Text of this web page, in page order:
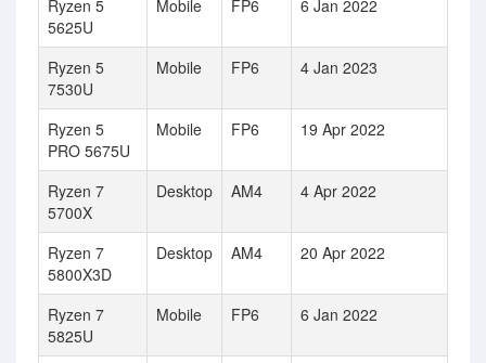
Ryzen 5
5625U
Mobile FP6 6 Jan 2022
Ryzen 5
7530U
Mobile FP6 4 Jan 2023
Ryzen 5
PRO 5675U
Mobile FP6 19 Apr 2022
Ryzen 7
5700X
Desktop AM4 4 Apr 2022
Ryzen 7
5800X3D
Desktop AM4 20 Apr 2022
Ryzen 7
5825U
Mobile FP6 6 Jan 2022